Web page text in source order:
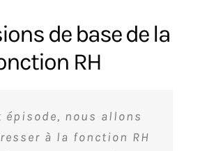
de base de la
RH
épisode, nous allons
à la fonction RH